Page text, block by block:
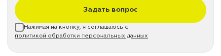
Задать вопрос
Нажимая на кнопку, я соглашаюсь с
политикой обработки персональных данных